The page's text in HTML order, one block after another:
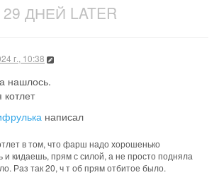
29 ДНЕЙ LATER
г., 10:38
нашлось.
написал
в том, что фарш надо хорошенько
и кидаешь, прям с силой, а не просто подняла
Раз так 20, ч т об прям отбитое было.